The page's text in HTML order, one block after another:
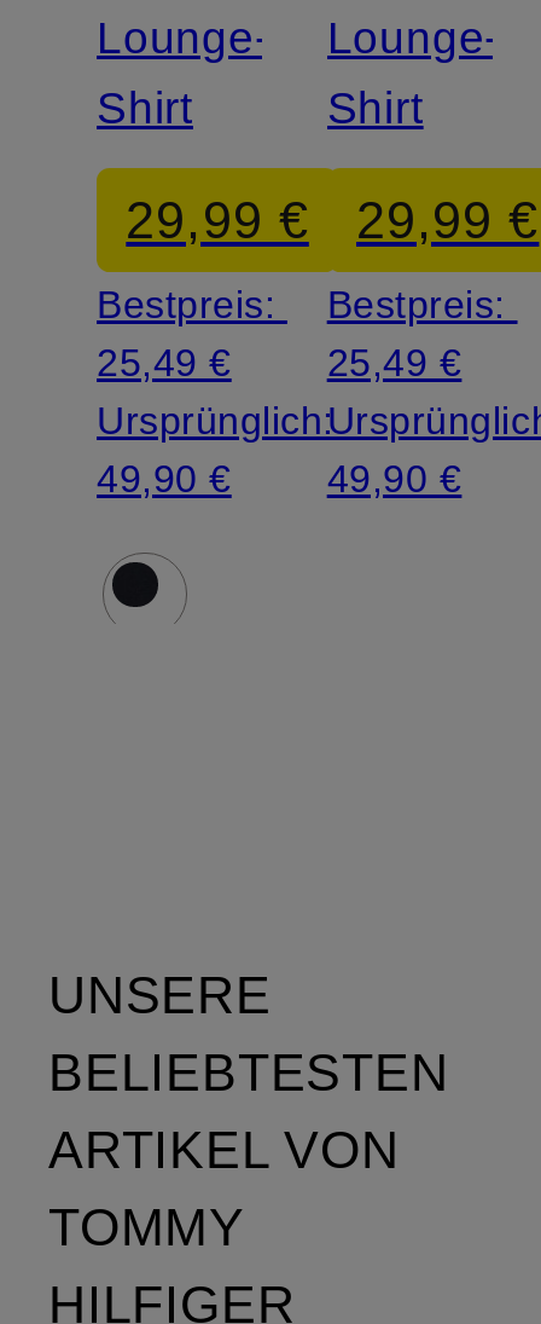
Lounge-
Shirt
29,99 €
Bestpreis:
25,49 €
Ursprünglich:
49,90 €
Lounge-
Shirt
29,99 €
Bestpreis:
25,49 €
49,90 €
UNSERE
BELIEBTESTEN
ARTIKEL VON
TOMMY
HILFIGER